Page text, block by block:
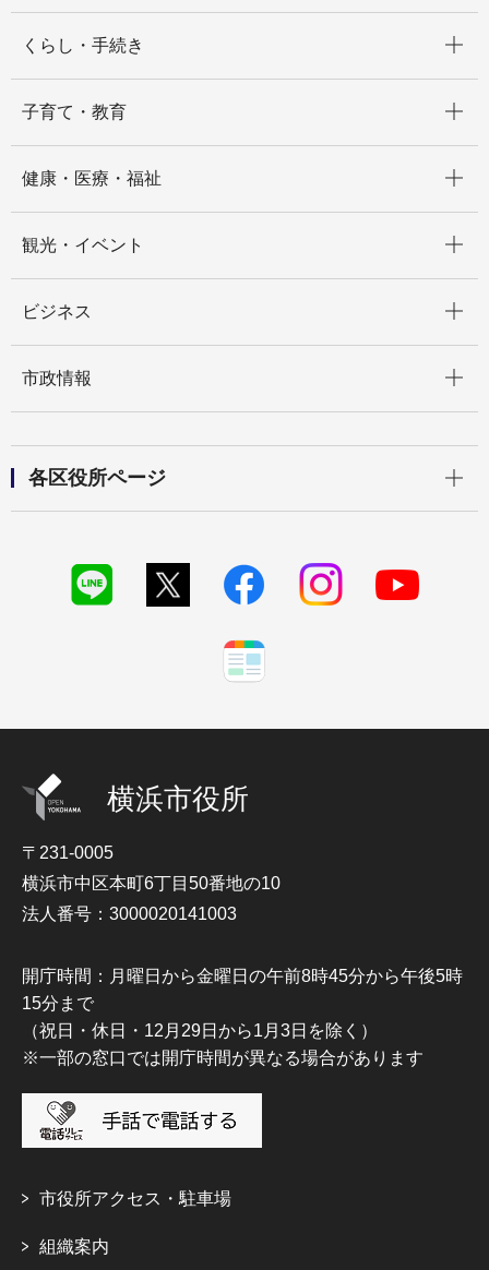
くらし・手続き
子育て・教育
健康・医療・福祉
観光・イベント
ビジネス
市政情報
各区役所ページ
横浜市役所
〒231-0005
横浜市中区本町6丁目50番地の10
法人番号：3000020141003
開庁時間：月曜日から金曜日の午前8時45分から午後5時
15分まで
（祝日・休日・12月29日から1月3日を除く）
※一部の窓口では開庁時間が異なる場合があります
市役所アクセス・駐車場
組織案内